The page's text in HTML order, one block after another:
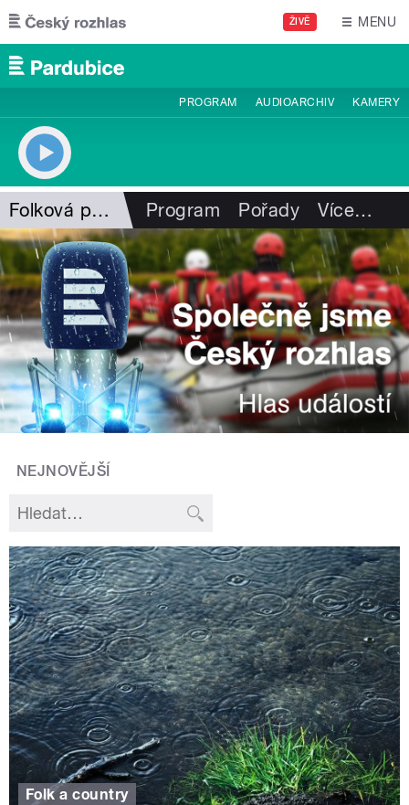
Přejít k hlavnímu obsahu
ŽIVĚ MENU
PROGRAM AUDIOARCHIV KAMERY
Folková pohlazení Program Pořady Více…
NEJNOVĚJŠÍ
Folk a country